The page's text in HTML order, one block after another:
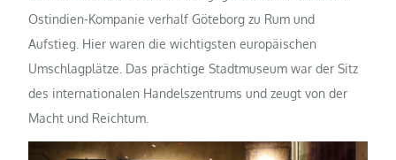
Ostindien-Kompanie verhalf Göteborg zu Rum und
Aufstieg. Hier waren die wichtigsten europäischen
Umschlagplätze. Das prächtige Stadtmuseum war der Sitz
des internationalen Handelszentrums und zeugt von der
Macht und Reichtum.